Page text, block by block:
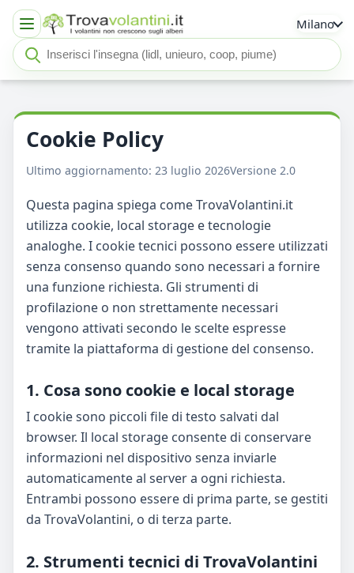
Milano
Cerca insegna o negozio
Seleziona un'insegna
Cookie Policy
Ultimo aggiornamento: 23 luglio 2026Versione 2.0
Questa pagina spiega come TrovaVolantini.it
utilizza cookie, local storage e tecnologie
analoghe. I cookie tecnici possono essere utilizzati
senza consenso quando sono necessari a fornire
una funzione richiesta. Gli strumenti di
profilazione o non strettamente necessari
vengono attivati secondo le scelte espresse
tramite la piattaforma di gestione del consenso.
1. Cosa sono cookie e local storage
I cookie sono piccoli file di testo salvati dal
browser. Il local storage consente di conservare
informazioni nel dispositivo senza inviarle
automaticamente al server a ogni richiesta.
Entrambi possono essere di prima parte, se gestiti
da TrovaVolantini, o di terza parte.
2. Strumenti tecnici di TrovaVolantini